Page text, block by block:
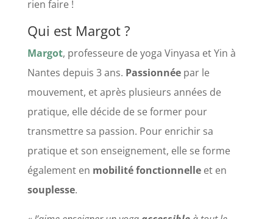
rien faire !
Qui est Margot ?
Margot, professeure de yoga Vinyasa et Yin à
Nantes depuis 3 ans. Passionnéepar le
mouvement, et après plusieurs années de
pratique, elle décide de se former pour
transmettre sa passion. Pour enrichir sa
pratique et son enseignement, elle se forme
également en mobilité fonctionnelleet en
souplesse.